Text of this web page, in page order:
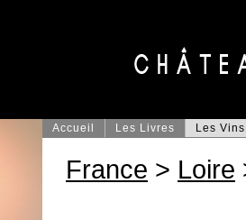
Accueil Les Livres Les Vins
France > Loire